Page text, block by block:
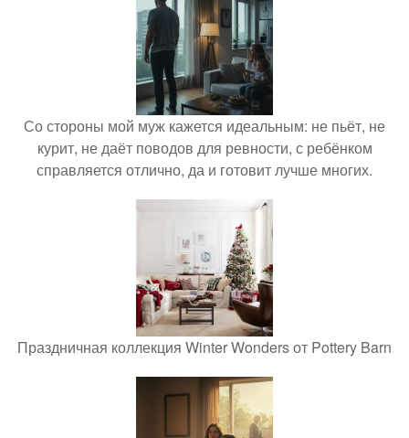
Со стороны мой муж кажется идеальным: не пьёт, не
курит, не даёт поводов для ревности, с ребёнком
справляется отлично, да и готовит лучше многих.
Праздничная коллекция Winter Wonders от Pottery Barn